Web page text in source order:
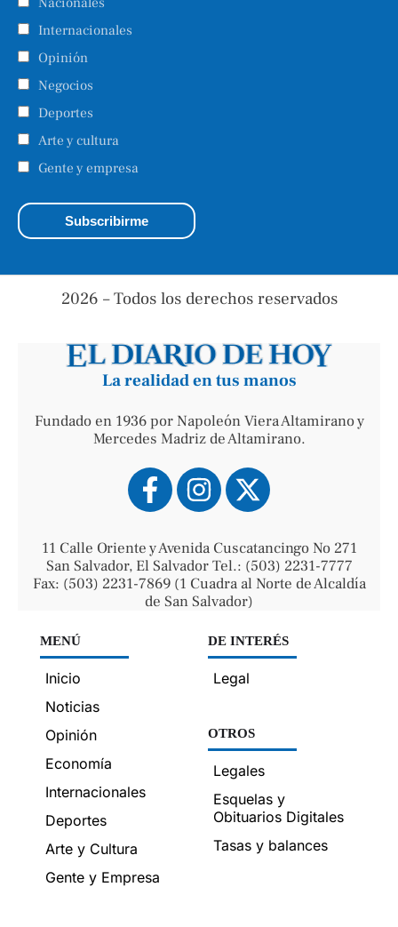
Internacionales
Opinión
Negocios
Deportes
Arte y cultura
Gente y empresa
2026 – Todos los derechos reservados
La realidad en tus manos
Fundado en 1936 por Napoleón Viera Altamirano y
Mercedes Madriz de Altamirano.
11 Calle Oriente y Avenida Cuscatancingo No 271
San Salvador, El Salvador Tel.: (503) 2231-7777
Fax: (503) 2231-7869 (1 Cuadra al Norte de Alcaldía
de San Salvador)
MENÚ
Inicio
Noticias
Opinión
Economía
Internacionales
Deportes
Arte y Cultura
Gente y Empresa
DE INTERÉS
Legal
OTROS
Legales
Esquelas y
Obituarios Digitales
Tasas y balances